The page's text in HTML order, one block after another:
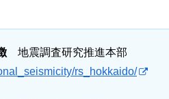
地震調査研究推進本部
rs_hokkaido/